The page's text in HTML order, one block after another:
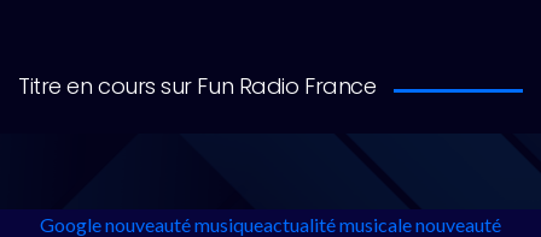
Titre en cours sur Fun Radio France
Googlenouveauté musiqueactualité musicalenouveauté